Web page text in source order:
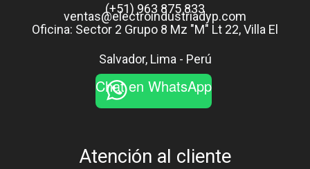
(+51) 963 875 833
ventas@electroindustriadyp.com
Oficina: Sector 2 Grupo 8 Mz "M" Lt 22, Villa El
Salvador, Lima - Perú
Chat en WhatsApp
Atención al cliente